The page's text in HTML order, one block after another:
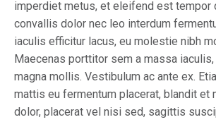
imperdiet metus, et eleifend est tempor
convallis dolor nec leo interdum
iaculis efficitur lacus, eu molestie nibh
Maecenas porttitor sem a massa
magna mollis. Vestibulum ac ante ex.
mattis eu fermentum placerat, blandit et
dolor, placerat vel nisi sed, sagittis